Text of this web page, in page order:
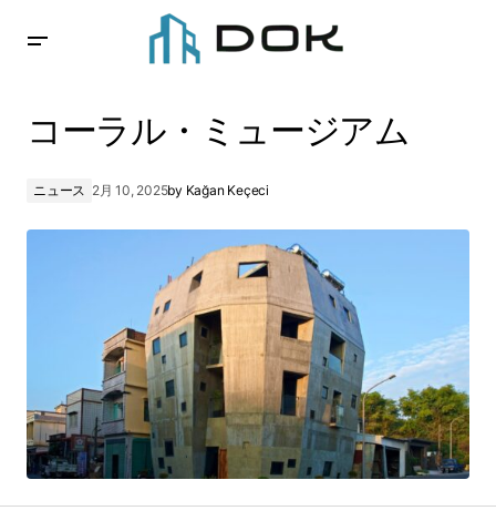
コーラル・ミュージアム
ニュース 2月 10, 2025by Kağan Keçeci